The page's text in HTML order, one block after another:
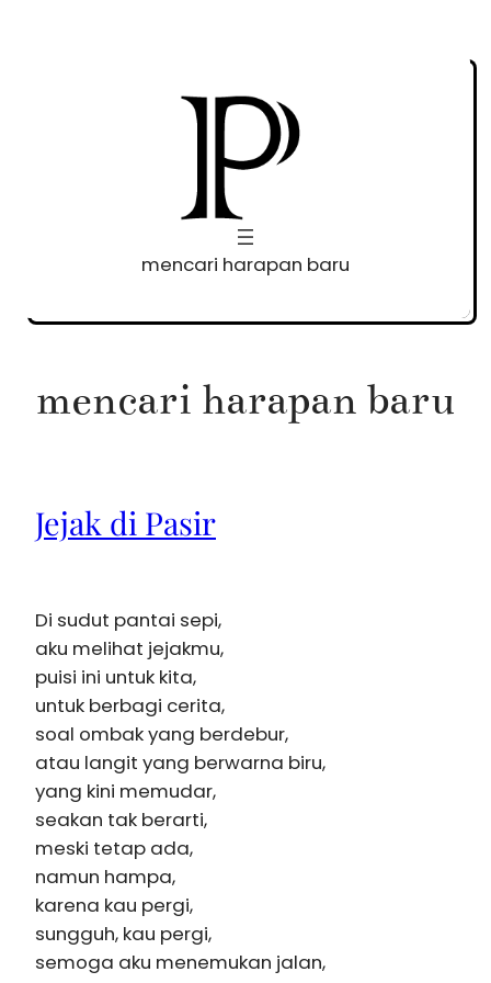
mencari harapan baru
mencari harapan baru
Jejak di Pasir
Di sudut pantai sepi,
aku melihat jejakmu,
puisi ini untuk kita,
untuk berbagi cerita,
soal ombak yang berdebur,
atau langit yang berwarna biru,
yang kini memudar,
seakan tak berarti,
meski tetap ada,
namun hampa,
karena kau pergi,
sungguh, kau pergi,
semoga aku menemukan jalan,